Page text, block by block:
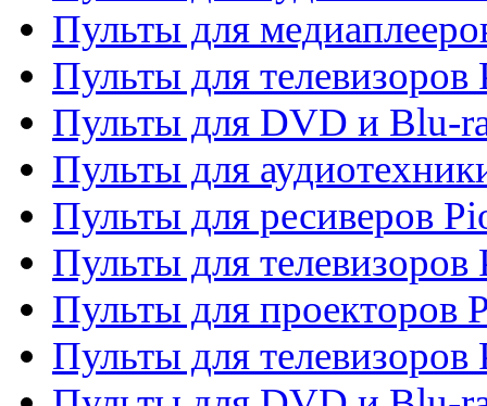
Пульты для
Пульты для телевизоров
Пульты для DVD и Blu-
Пульты для
Пульты для ресиверов
Пульты для телевизоров
Пульты для проекторов
Пульты для телевизоров